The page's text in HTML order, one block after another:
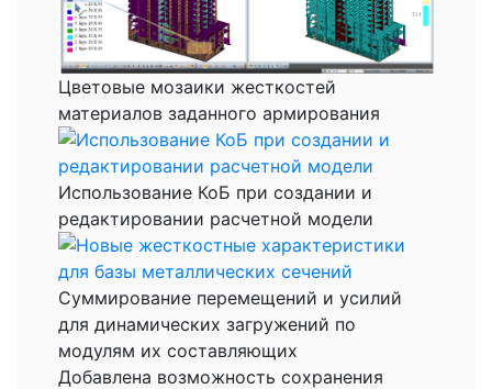
Цветовые мозаики жесткостей
материалов заданного армирования
Использование КоБ при создании и
редактировании расчетной модели
Cуммирование перемещений и усилий
для динамических загружений по
модулям их составляющих
Добавлена возможность сохранения